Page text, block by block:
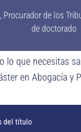
Procurador de los
de doctorado
lo que necesitas
en Abogacía y
del título